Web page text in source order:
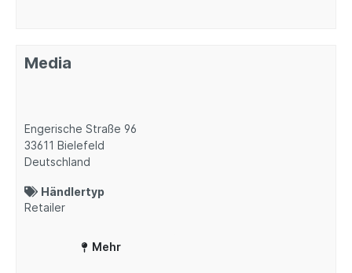
Media
Engerische Straße 96
33611 Bielefeld
Deutschland
Händlertyp
Retailer
Mehr